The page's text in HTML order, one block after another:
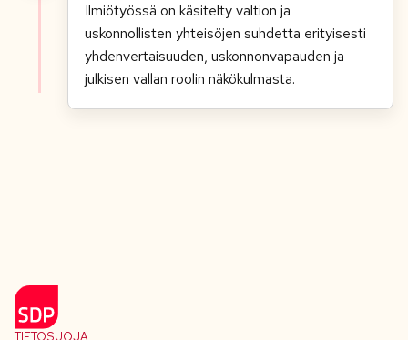
Ilmiötyössä on käsitelty valtion ja
uskonnollisten yhteisöjen suhdetta erityisesti
yhdenvertaisuuden, uskonnonvapauden ja
julkisen vallan roolin näkökulmasta.